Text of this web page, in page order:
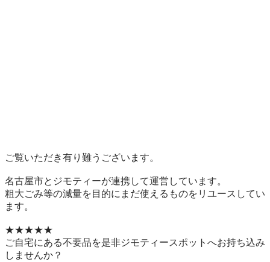
ご覧いただき有り難うございます。
名古屋市とジモティーが連携して運営しています。
粗⼤ごみ等の減量を⽬的にまだ使えるものをリユースしてい
ます。
★★★★★
ご自宅にある不要品を是非ジモティースポットへお持ち込み
しませんか？